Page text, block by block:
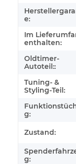
e:
Im
enthalten:
Oldtimer-
Autoteil::
Tuning- &
Styling-Teil:
g:
Zustand:
g: